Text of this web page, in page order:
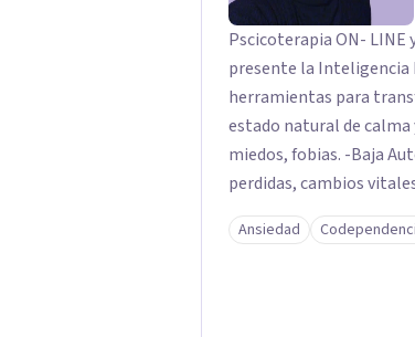
Pscicoterapia ON- LINE y/o
presente la Inteligencia
herramientas para transformar las dificultades; mismas que nos alejan de nuestro
estado natural de calma
miedos, fobias. -Baja
perdidas, cambios
resolver una situación
profesional será la
Ansiedad